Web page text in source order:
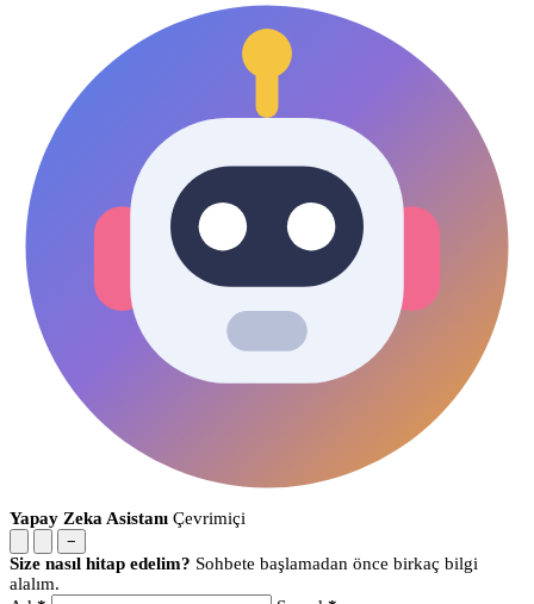
Yapay Zeka Asistanı Çevrimiçi
−
Size nasıl hitap edelim? Sohbete başlamadan önce birkaç bilgi
alalım.